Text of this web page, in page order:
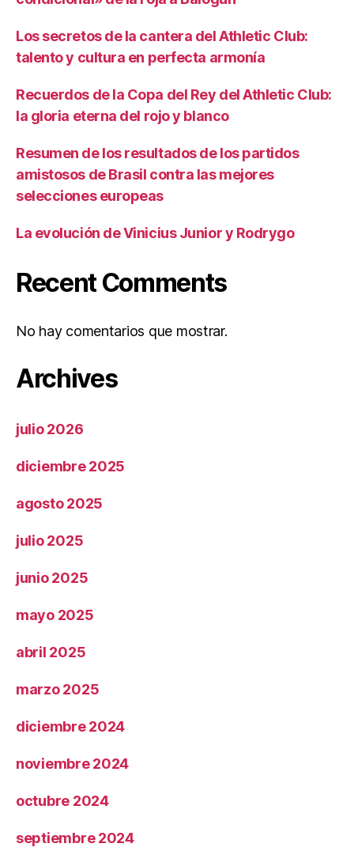
Los secretos de la cantera del Athletic Club:
talento y cultura en perfecta armonía
Recuerdos de la Copa del Rey del Athletic Club:
la gloria eterna del rojo y blanco
Resumen de los resultados de los partidos
amistosos de Brasil contra las mejores
selecciones europeas
La evolución de Vinicius Junior y Rodrygo
Recent Comments
No hay comentarios que mostrar.
Archives
julio 2026
diciembre 2025
agosto 2025
julio 2025
junio 2025
mayo 2025
abril 2025
marzo 2025
diciembre 2024
noviembre 2024
octubre 2024
septiembre 2024